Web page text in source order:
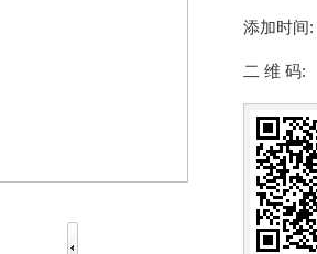
添加时间:
二 维 码: